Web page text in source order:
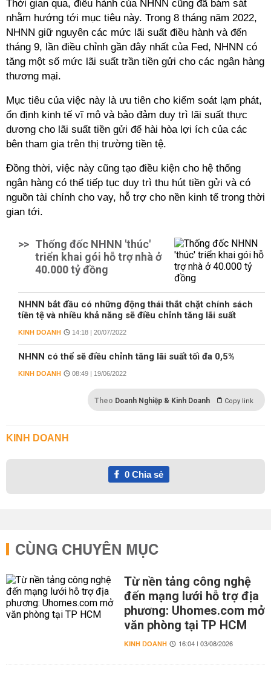
Thời gian qua, điều hành của NHNN cũng đã bám sát
nhằm hướng tới mục tiêu này. Trong 8 tháng năm 2022,
NHNN giữ nguyên các mức lãi suất điều hành và đến
tháng 9, lần điều chỉnh gần đây nhất của Fed, NHNN có
tăng một số mức lãi suất trần tiền gửi cho các ngân hàng
thương mại.
Mục tiêu của việc này là ưu tiên cho kiểm soát lạm phát,
ổn định kinh tế vĩ mô và bảo đảm duy trì lãi suất thực
dương cho lãi suất tiền gửi để hài hòa lợi ích của các
bên tham gia trên thị trường tiền tệ.
Đồng thời, việc này cũng tạo điều kiện cho hệ thống
ngân hàng có thể tiếp tục duy trì thu hút tiền gửi và có
nguồn tài chính cho vay, hỗ trợ cho nền kinh tế trong thời
gian tới.
>> Thống đốc NHNN 'thúc'
triển khai gói hỗ trợ nhà ở
40.000 tỷ đồng
NHNN bắt đầu có những động thái thắt chặt chính sách
tiền tệ và nhiều khả năng sẽ điều chỉnh tăng lãi suất
KINH DOANH 14:18 | 20/07/2022
NHNN có thể sẽ điều chỉnh tăng lãi suất tối đa 0,5%
KINH DOANH 08:49 | 19/06/2022
Theo Doanh Nghiệp & Kinh Doanh Copy link
KINH DOANH
0Chia sẻ
CÙNG CHUYÊN MỤC
Từ nền tảng công nghệ
đến mạng lưới hỗ trợ địa
phương: Uhomes.com mở
văn phòng tại TP HCM
KINH DOANH 16:04 | 03/08/2026